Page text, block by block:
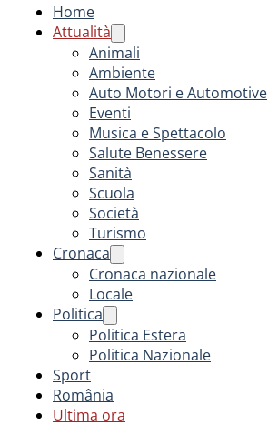
Home
Attualità
Animali
Ambiente
Auto Motori e Automotive
Eventi
Musica e Spettacolo
Salute Benessere
Sanità
Scuola
Società
Turismo
Cronaca
Cronaca nazionale
Locale
Politica
Politica Estera
Politica Nazionale
Sport
România
Ultima ora